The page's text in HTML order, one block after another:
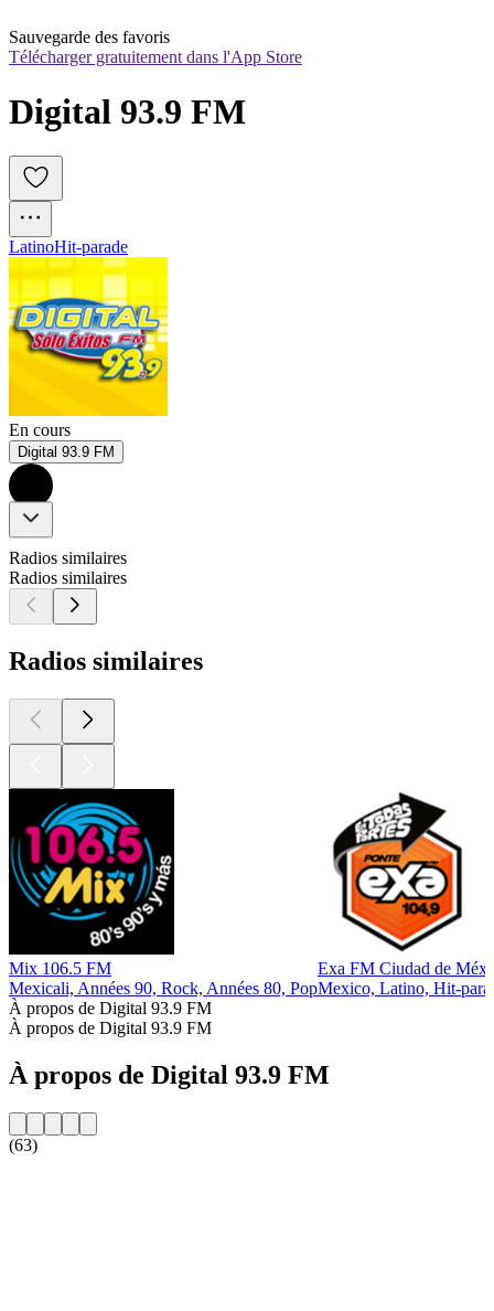
Sauvegarde des favoris
Télécharger gratuitement dans l'App Store
Digital 93.9 FM
LatinoHit-parade
En cours
Digital 93.9 FM
Radios similaires
Radios similaires
Radios similaires
Mix 106.5 FM
Mexicali, Années 90, Rock, Années 80, Pop
Exa FM Ciudad de
Mexico, Latino, Hit-
À propos de Digital 93.9 FM
À propos de Digital 93.9 FM
À propos de Digital 93.9 FM
(63)